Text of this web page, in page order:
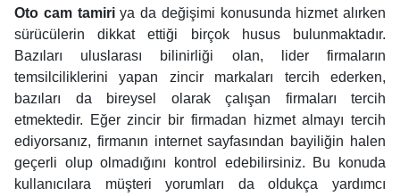
Oto cam tamiriya da değişimi konusunda hizmet alırken
sürücülerin dikkat ettiği birçok husus bulunmaktadır.
Bazıları uluslarası bilinirliği olan, lider firmaların
temsilciliklerini yapan zincir markaları tercih ederken,
bazıları da bireysel olarak çalışan firmaları tercih
etmektedir. Eğer zincir bir firmadan hizmet almayı tercih
ediyorsanız, firmanın internet sayfasından bayiliğin halen
geçerli olup olmadığını kontrol edebilirsiniz. Bu konuda
kullanıcılara müşteri yorumları da oldukça yardımcı